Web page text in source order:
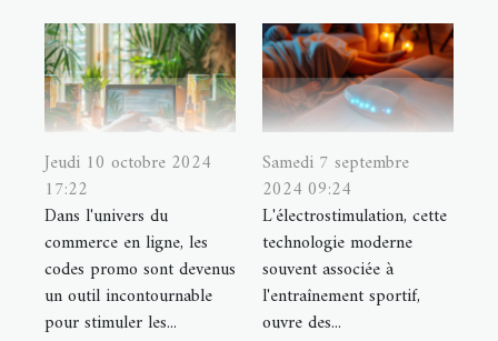
Jeudi 10 octobre 2024
17:22
Dans l'univers du
commerce en ligne, les
codes promo sont devenus
un outil incontournable
pour stimuler les...
Samedi 7 septembre
2024 09:24
L'électrostimulation, cette
technologie moderne
souvent associée à
l'entraînement sportif,
ouvre des...